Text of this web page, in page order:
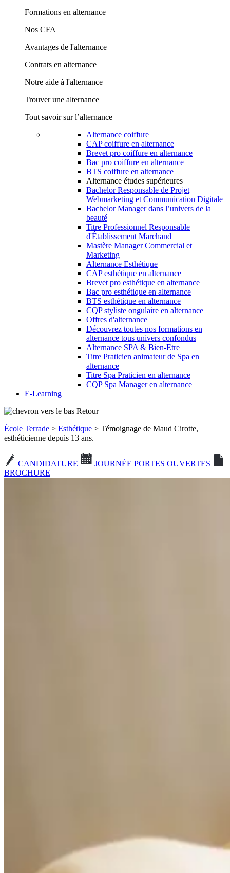
Formations en alternance
Nos CFA
Avantages de l'alternance
Contrats en alternance
Notre aide à l'alternance
Trouver une alternance
Tout savoir sur l’alternance
Alternance coiffure
CAP coiffure en alternance
Brevet pro coiffure en alternance
Bac pro coiffure en alternance
BTS coiffure en alternance
Alternance études supérieures
Bachelor Responsable de Projet
Webmarketing et Communication Digitale
Bachelor Manager dans l’univers de la
beauté
Titre Professionnel Responsable
d'Établissement Marchand
Mastère Manager Commercial et
Marketing
Alternance Esthétique
CAP esthétique en alternance
Brevet pro esthétique en alternance
Bac pro esthétique en alternance
BTS esthétique en alternance
CQP styliste ongulaire en alternance
Offres d'alternance
Découvrez toutes nos formations en
alternance tous univers confondus
Alternance SPA & Bien-Etre
Titre Praticien animateur de Spa en
alternance
Titre Spa Praticien en alternance
CQP Spa Manager en alternance
E-Learning
Retour
École Terrade > Esthétique > Témoignage de Maud Cirotte,
esthéticienne depuis 13 ans.
CANDIDATURE
JOURNÉE PORTES OUVERTES
BROCHURE